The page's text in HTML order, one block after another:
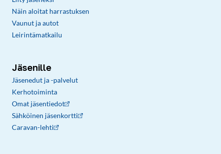
Näin aloitat harrastuksen
Vaunut ja autot
Leirintämatkailu
Jäsenille
Jäsenedut ja -palvelut
Kerhotoiminta
Omat jäsentiedot
Sähköinen jäsenkortti
Caravan-lehti